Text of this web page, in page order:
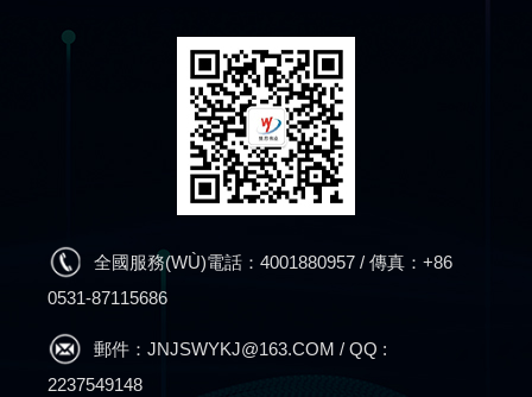
全國服務(WÙ)電話：4001880957 / 傳真：+86
0531-87115686
郵件：JNJSWYKJ@163.COM / QQ :
2237549148